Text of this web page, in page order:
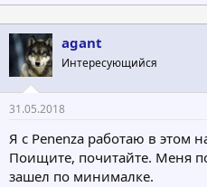
agant
Интересующийся
31.05.2018
Я с Penenza работаю в этом
Поищите, почитайте. Меня
зашел по минималке.